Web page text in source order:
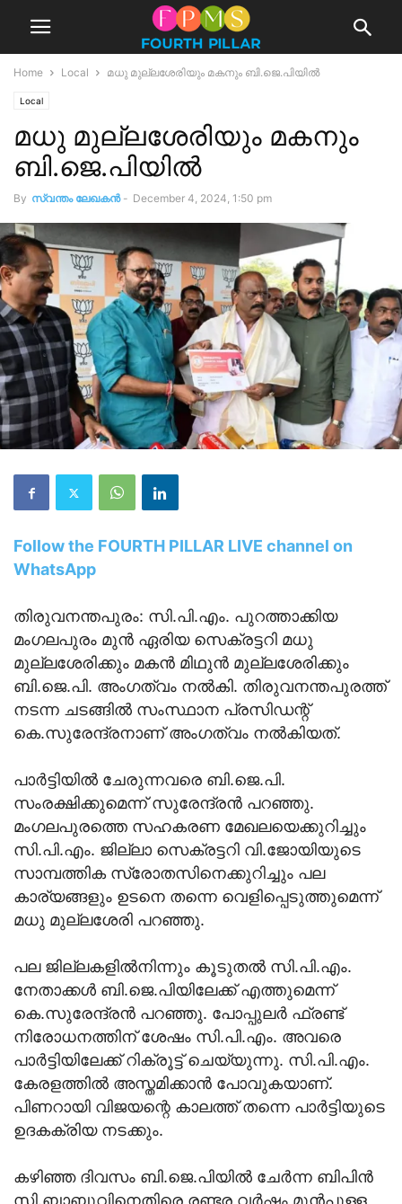
Home Local മധു മുല്ലശേരിയും മകനും ബി.ജെ.പിയിൽ
Local
മധു മുല്ലശേരിയും മകനും
ബി.ജെ.പിയിൽ
By സ്വന്തം ലേഖകന്‍ - December 4, 2024, 1:50 pm
Follow the FOURTH PILLAR LIVE channel on
WhatsApp
തിരുവനന്തപുരം: സി.പി.എം. പുറത്താക്കിയ
മംഗലപുരം മുൻ ഏരിയ സെക്രട്ടറി മധു
മുല്ലശേരിക്കും മകൻ മിഥുൻ മുല്ലശേരിക്കും
ബി.ജെ.പി. അംഗത്വം നൽകി. തിരുവനന്തപുരത്ത്
നടന്ന ചടങ്ങിൽ സംസ്ഥാന പ്രസിഡന്റ്
കെ.സുരേന്ദ്രനാണ് അംഗത്വം നൽകിയത്.
പാർട്ടിയിൽ ചേരുന്നവരെ ബി.ജെ.പി.
സംരക്ഷിക്കുമെന്ന് സുരേന്ദ്രൻ പറഞ്ഞു.
മംഗലപുരത്തെ സഹകരണ മേഖലയെക്കുറിച്ചും
സി.പി.എം. ജില്ലാ സെക്രട്ടറി വി.ജോയിയുടെ
സാമ്പത്തിക സ്രോതസിനെക്കുറിച്ചും പല
കാര്യങ്ങളും ഉടനെ തന്നെ വെളിപ്പെടുത്തുമെന്ന്
മധു മുല്ലശേരി പറഞ്ഞു.
പല ജില്ലകളിൽനിന്നും കൂടുതൽ സി.പി.എം.
നേതാക്കൾ ബി.ജെ.പിയിലേക്ക് എത്തുമെന്ന്
കെ.സുരേന്ദ്രൻ പറഞ്ഞു. പോപ്പുലർ ഫ്രണ്ട്
നിരോധനത്തിന് ശേഷം സി.പി.എം. അവരെ
പാർട്ടിയിലേക്ക് റിക്രൂട്ട് ചെയ്യുന്നു. സി.പി.എം.
കേരളത്തിൽ അസ്തമിക്കാൻ പോവുകയാണ്.
പിണറായി വിജയന്റെ കാലത്ത് തന്നെ പാർട്ടിയുടെ
ഉദകക്രിയ നടക്കും.
കഴിഞ്ഞ ദിവസം ബി.ജെ.പിയിൽ ചേർന്ന ബിപിൻ